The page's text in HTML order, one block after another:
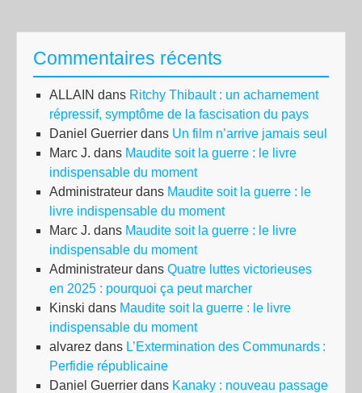
Commentaires récents
ALLAIN dans Ritchy Thibault : un acharnement
répressif, symptôme de la fascisation du pays
Daniel Guerrier dans Un film n’arrive jamais seul
Marc J. dans Maudite soit la guerre : le livre
indispensable du moment
Administrateur dans Maudite soit la guerre : le
livre indispensable du moment
Marc J. dans Maudite soit la guerre : le livre
indispensable du moment
Administrateur dans Quatre luttes victorieuses
en 2025 : pourquoi ça peut marcher
Kinski dans Maudite soit la guerre : le livre
indispensable du moment
alvarez dans L’Extermination des Communards :
Perfidie républicaine
Daniel Guerrier dans Kanaky : nouveau passage